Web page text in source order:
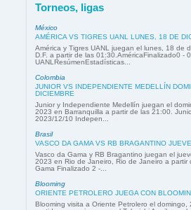
Torneos, ligas
México
AMÉRICA VS TIGRES UANL LUNES, 18 DE
América y Tigres UANL juegan el lunes, 18 de
D.F. a partir de las 01:30.AméricaFinalizado0 -
UANLResúmenEstadísticas...
Colombia
JUNIOR VS INDEPENDIENTE MEDELLÍN
DICIEMBRE
Junior y Independiente Medellín juegan el
2023 en Barranquilla a partir de las 21:00.
2023/12/10 Indepen...
Brasil
VASCO DA GAMA VS RB BRAGANTINO
Vasco da Gama y RB Bragantino juegan el
2023 en Rio de Janeiro, Rio de Janeiro a partir
Gama Finalizado 2 -...
Blooming
ORIENTE PETROLERO JUEGA CON
Blooming visita a Oriente Petrolero el domingo,